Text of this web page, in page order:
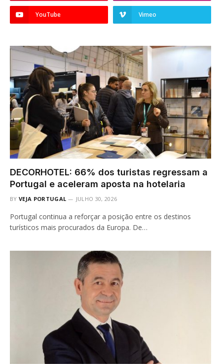
YouTube Vimeo
DECORHOTEL: 66% dos turistas regressam a
Portugal e aceleram aposta na hotelaria
BY VEJA PORTUGAL JULHO 30, 2026
Portugal continua a reforçar a posição entre os destinos
turísticos mais procurados da Europa. De…